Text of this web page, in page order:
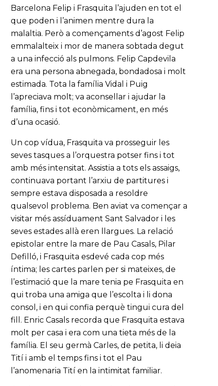
Barcelona Felip i Frasquita l’ajuden en tot el
que poden i l’animen mentre dura la
malaltia. Però a començaments d’agost Felip
emmalalteix i mor de manera sobtada degut
a una infecció als pulmons. Felip Capdevila
era una persona abnegada, bondadosa i molt
estimada. Tota la família Vidal i Puig
l’apreciava molt; va aconsellar i ajudar la
família, fins i tot econòmicament, en més
d’una ocasió.
Un cop vídua, Frasquita va prosseguir les
seves tasques a l’orquestra potser fins i tot
amb més intensitat. Assistia a tots els assaigs,
continuava portant l’arxiu de partitures i
sempre estava disposada a resoldre
qualsevol problema. Ben aviat va començar a
visitar més assíduament Sant Salvador i les
seves estades allà eren llargues. La relació
epistolar entre la mare de Pau Casals, Pilar
Defilló, i Frasquita esdevé cada cop més
íntima; les cartes parlen per si mateixes, de
l’estimació que la mare tenia pe Frasquita en
qui troba una amiga que l’escolta i li dona
consol, i en qui confia perquè tingui cura del
fill. Enric Casals recorda que Frasquita estava
molt per casa i era com una tieta més de la
família. El seu germà Carles, de petita, li deia
Tití i amb el temps fins i tot el Pau
l’anomenaria Tití en la intimitat familiar.